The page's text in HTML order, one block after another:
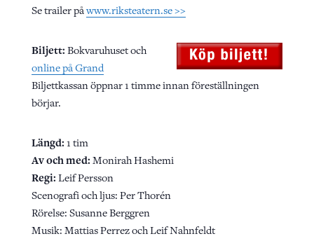
Se trailer påwww.riksteatern.se >>
Biljett: Bokvaruhuset och
online på Grand
Biljettkassan öppnar 1 timme innan föreställningen
börjar.
Längd: 1 tim
Av och med: Monirah Hashemi
Regi: Leif Persson
Scenografi och ljus: Per Thorén
Rörelse: Susanne Berggren
Musik: Mattias Perrez och Leif Nahnfeldt